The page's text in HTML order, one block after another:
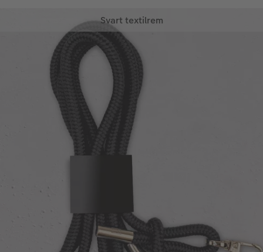
Svart textilrem
Den svarta textilremmen passar till alla outfits. Du
kan kombinera det med en sportig vardagslook,
till business-kavajen eller till och med en
festklänning.